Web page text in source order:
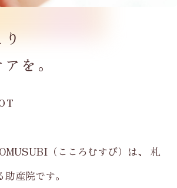
を。
（こころむすび）は、
札
産院です。